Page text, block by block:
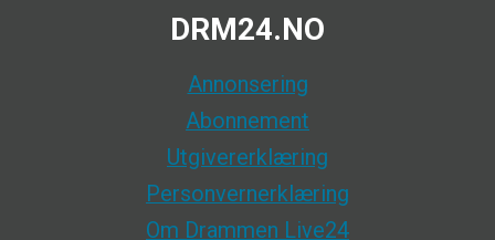
DRM24.NO
Annonsering
Abonnement
Utgivererklæring
Personvernerklæring
Om Drammen Live24